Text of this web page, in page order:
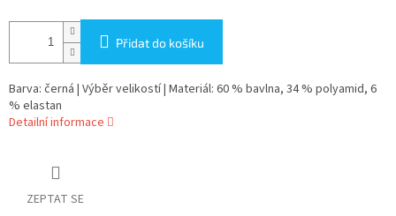
Přidat do košíku
Barva: černá | Výběr velikostí | Materiál: 60 % bavlna, 34 % polyamid, 6
% elastan
Detailní informace
ZEPTAT SE